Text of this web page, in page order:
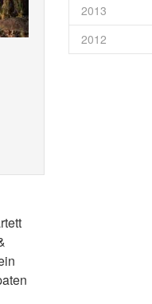
2013
2012